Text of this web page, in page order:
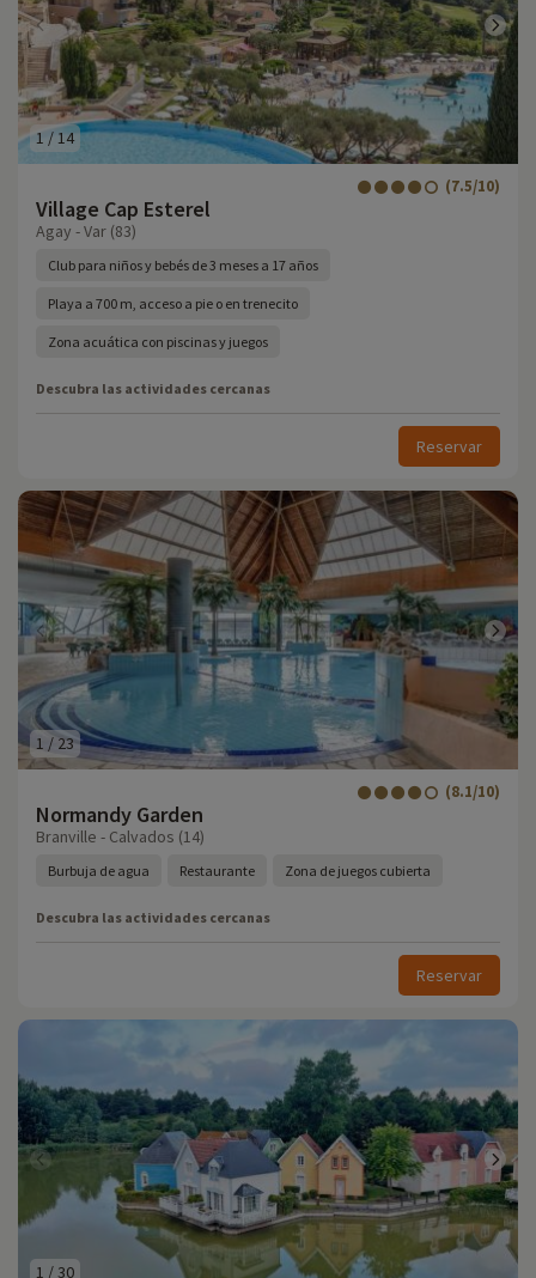
1 /14
Village Cap Esterel
(7.5/10)
Agay - Var (83)
Club para niños y bebés de 3 meses a 17 años
Playa a 700 m, acceso a pie o en trenecito
Zona acuática con piscinas y juegos
Descubra las actividades cercanas
Reservar
1 / 23
Normandy Garden
(8.1/10)
Branville - Calvados (14)
Burbuja de agua Restaurante Zona de juegos cubierta
Descubra las actividades cercanas
Reservar
1 /30